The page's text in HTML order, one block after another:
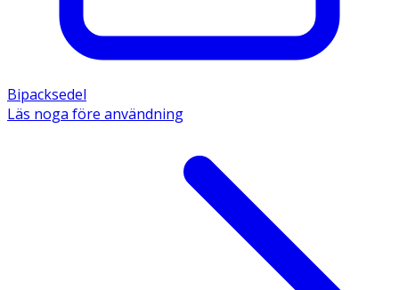
Bipacksedel
Läs noga före användning